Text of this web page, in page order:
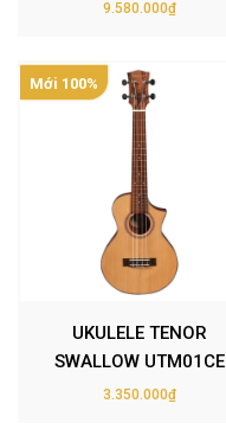
9.580.000₫
Mới 100%
UKULELE TENOR
SWALLOW UTM01CE
3.350.000₫